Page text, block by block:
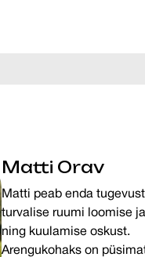
Matti Orav
Matti peab enda
turvalise ruumi loomise
ning kuulamise oskust.
Arengukohaks on